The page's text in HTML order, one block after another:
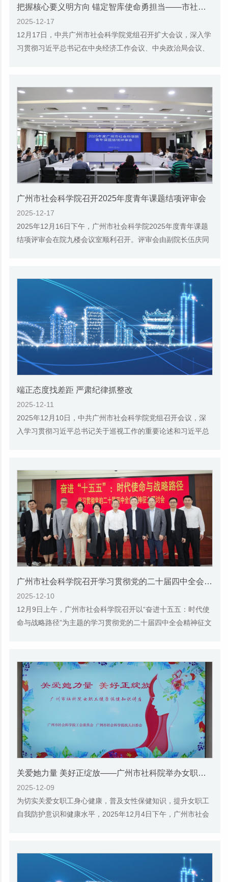
把握核心要义明方向 锚定智库使命勇担当——市社科院党组召开扩大会议认真传达学习中央经济工作会议精神
2025-12-17
12月17日，中共广州市社会科学院党组召开扩大会议，深入学
习贯彻习近平总书记在中央经济工作会议、中央政治局会议、
广州市社会科学院召开2025年度青年课题结项评审会
2025-12-17
2025年12月16日下午，广州市社会科学院2025年度青年课题
结项评审会在院九楼会议室顺利召开。评审会由副院长伍庆同
端正态度找差距 严肃纪律抓整改
2025-12-11
2025年12月10日，中共广州市社会科学院党组召开会议，深
入学习贯彻习近平总书记关于巡视工作的重要论述和习近平总
广州市社会科学院召开学习贯彻党的二十届四中全会精神征文研讨会
2025-12-10
12月9日上午，广州市社会科学院召开以“奋进十五五：时代使
命与战略路径”为主题的学习贯彻党的二十届四中全会精神征文
关爱她力量 美好正绽放——广州市社科院举办女职工健康保健知识讲座
2025-12-09
为切实关爱女职工身心健康，普及女性保健知识，提升女职工
自我防护意识和健康水平，2025年12月4日下午，广州市社会